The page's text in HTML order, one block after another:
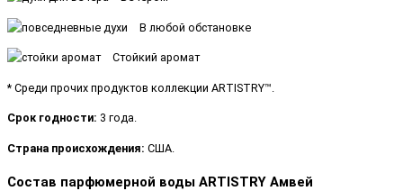
В любой обстановке
Стойкий аромат
* Среди прочих продуктов коллекции ARTISTRY™.
Срок годности: 3 года.
Страна происхождения: США.
Состав парфюмерной воды ARTISTRY Амвей